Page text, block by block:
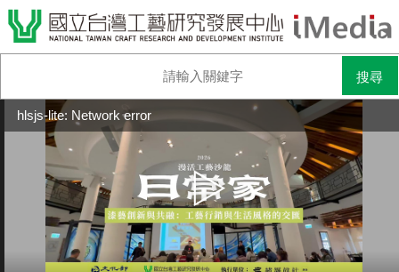
hlsjs-lite: Network error